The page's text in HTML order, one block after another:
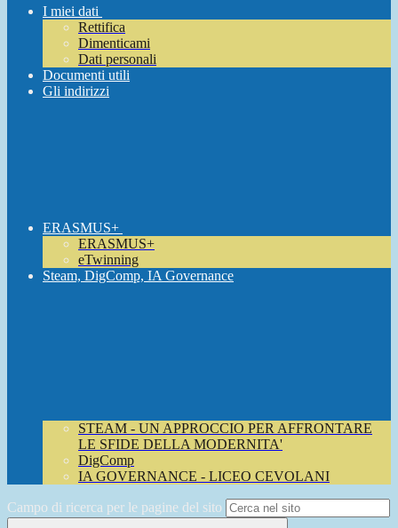
I miei dati
Rettifica
Dimenticami
Dati personali
Documenti utili
Gli indirizzi
ERASMUS+
ERASMUS+
eTwinning
Steam, DigComp, IA Governance
STEAM - UN APPROCCIO PER AFFRONTARE
LE SFIDE DELLA MODERNITA'
DigComp
IA GOVERNANCE - LICEO CEVOLANI
Campo di ricerca per le pagine del sito